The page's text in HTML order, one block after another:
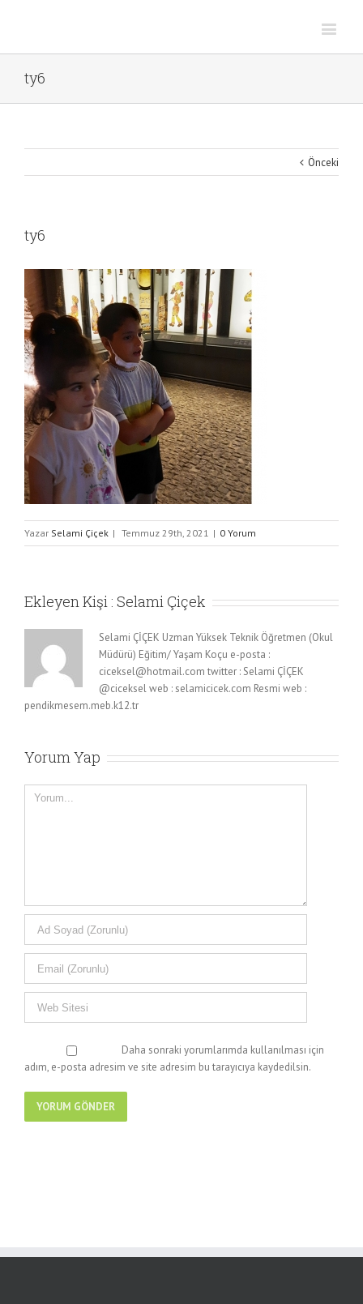
ty6
Önceki
ty6
Yazar Selami Çiçek | Temmuz 29th, 2021 | 0 Yorum
Ekleyen Kişi : Selami Çiçek
Selami ÇİÇEK Uzman Yüksek Teknik Öğretmen (Okul
Müdürü) Eğitim/ Yaşam Koçu e-posta :
ciceksel@hotmail.com twitter : Selami ÇİÇEK
@ciceksel web : selamicicek.com Resmi web :
pendikmesem.meb.k12.tr
Yorum Yap
Yorum
Daha sonraki yorumlarımda kullanılması için
adım, e-posta adresim ve site adresim bu tarayıcıya kaydedilsin.